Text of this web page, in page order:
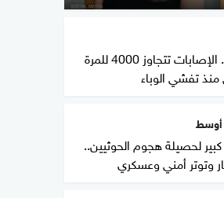
إيبولا.. الإصابات تتجاوز 4000 للمرة
منذ تفشي الوباء
كبير لحصيلة هجوم الحوثيين..
وتوتر أمني وعسكري